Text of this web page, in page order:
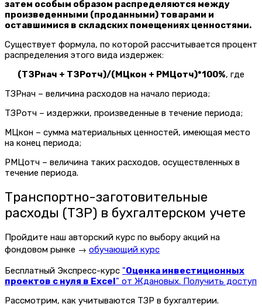
затем особым образом распределяются между
произведенными (проданными) товарами и
оставшимися в складских помещениях ценностями.
Существует формула, по которой рассчитывается процент
распределения этого вида издержек:
(ТЗРнач + ТЗРотч)/(МЦкон + РМЦотч)*100%, где
ТЗРнач – величина расходов на начало периода;
ТЗРотч – издержки, произведенные в течение периода;
МЦкон – сумма материальных ценностей, имеющая место
на конец периода;
РМЦотч – величина таких расходов, осуществленных в
течение периода.
Транспортно-заготовительные
расходы (ТЗР) в бухгалтерском учете
Пройдите наш авторский курс по выбору акций на
фондовом рынке → обучающий курс
Бесплатный Экспресс-курс "Оценка инвестиционных
проектов с нуля в Excel" от Ждановых. Получить доступ
Рассмотрим, как учитываются ТЗР в бухгалтерии.